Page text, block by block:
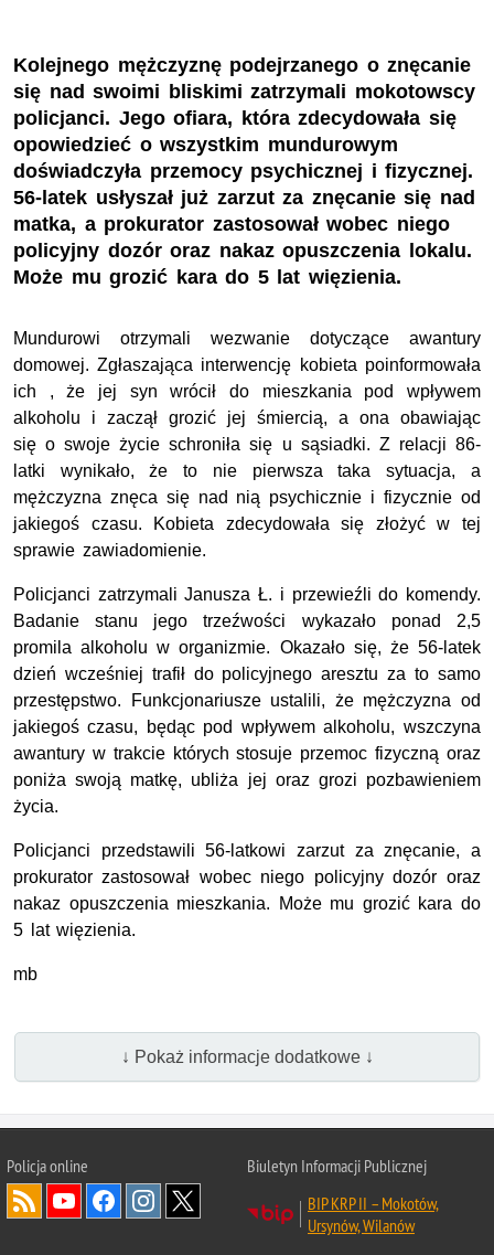
Kolejnego mężczyznę podejrzanego o znęcanie
się nad swoimi bliskimi zatrzymali mokotowscy
policjanci. Jego ofiara, która zdecydowała się
opowiedzieć o wszystkim mundurowym
doświadczyła przemocy psychicznej i fizycznej.
56-latek usłyszał już zarzut za znęcanie się nad
matka, a prokurator zastosował wobec niego
policyjny dozór oraz nakaz opuszczenia lokalu.
Może mu grozić kara do 5 lat więzienia.
Mundurowi otrzymali wezwanie dotyczące awantury
domowej. Zgłaszająca interwencję kobieta poinformowała
ich , że jej syn wrócił do mieszkania pod wpływem
alkoholu i zaczął grozić jej śmiercią, a ona obawiając
się o swoje życie schroniła się u sąsiadki. Z relacji 86-
latki wynikało, że to nie pierwsza taka sytuacja, a
mężczyzna znęca się nad nią psychicznie i fizycznie od
jakiegoś czasu. Kobieta zdecydowała się złożyć w tej
sprawie zawiadomienie.
Policjanci zatrzymali Janusza Ł. i przewieźli do komendy.
Badanie stanu jego trzeźwości wykazało ponad 2,5
promila alkoholu w organizmie. Okazało się, że 56-latek
dzień wcześniej trafił do policyjnego aresztu za to samo
przestępstwo. Funkcjonariusze ustalili, że mężczyzna od
jakiegoś czasu, będąc pod wpływem alkoholu, wszczyna
awantury w trakcie których stosuje przemoc fizyczną oraz
poniża swoją matkę, ubliża jej oraz grozi pozbawieniem
życia.
Policjanci przedstawili 56-latkowi zarzut za znęcanie, a
prokurator zastosował wobec niego policyjny dozór oraz
nakaz opuszczenia mieszkania. Może mu grozić kara do
5 lat więzienia.
mb
↓ Pokaż informacje dodatkowe ↓
Policja online
Biuletyn Informacji Publicznej
BIP KRP II – Mokotów,
Ursynów, Wilanów